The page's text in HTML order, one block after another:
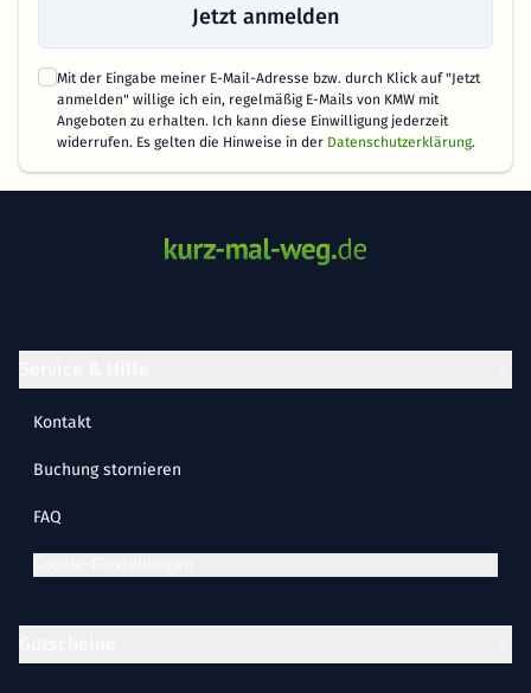
Jetzt anmelden
Mit der Eingabe meiner E-Mail-Adresse bzw. durch Klick auf "Jetzt
anmelden" willige ich ein, regelmäßig E-Mails von KMW mit
Angeboten zu erhalten. Ich kann diese Einwilligung jederzeit
widerrufen. Es gelten die Hinweise in der Datenschutzerklärung.
Kontakt
Buchung stornieren
FAQ